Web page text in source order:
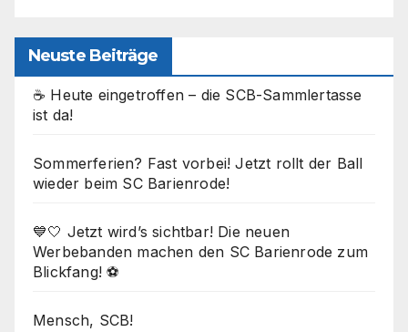
Neuste Beiträge
☕ Heute eingetroffen – die SCB-Sammlertasse
ist da!
Sommerferien? Fast vorbei! Jetzt rollt der Ball
wieder beim SC Barienrode!
💙🤍 Jetzt wird’s sichtbar! Die neuen
Werbebanden machen den SC Barienrode zum
Blickfang! ⚽
Mensch, SCB!